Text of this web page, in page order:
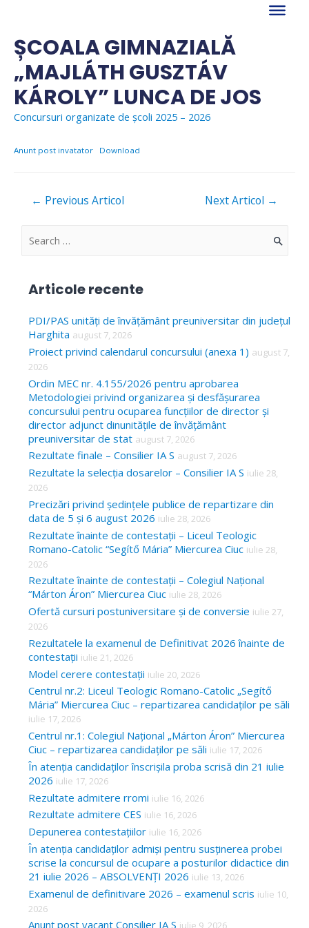
content
ȘCOALA GIMNAZIALĂ
„MAJLÁTH GUSZTÁV
KÁROLY” LUNCA DE JOS
Concursuri organizate de școli 2025 – 2026
Anunt post invatator Download
Navigare
← Previous Articol Next Articol →
S
c
h
f
o
r
Articole recente
PDI/PAS unități de învățământ preuniversitar din județul
Harghita august 7, 2026
Proiect privind calendarul concursului (anexa 1) august 7,
2026
Ordin MEC nr. 4.155/2026 pentru aprobarea
Metodologiei privind organizarea și desfășurarea
concursului pentru ocuparea funcțiilor de director și
director adjunct dinunitățile de învățământ
preuniversitar de stat august 7, 2026
Rezultate finale – Consilier IA S august 7, 2026
Rezultate la selecția dosarelor – Consilier IA S iulie 28,
2026
Precizări privind ședințele publice de repartizare din
data de 5 și 6 august 2026 iulie 28, 2026
Rezultate înainte de contestații – Liceul Teologic
Romano-Catolic “Segítő Mária” Miercurea Ciuc iulie 28,
2026
Rezultate înainte de contestații – Colegiul Național
“Márton Áron” Miercurea Ciuc iulie 28, 2026
Ofertă cursuri postuniversitare și de conversie iulie 27,
2026
Rezultatele la examenul de Definitivat 2026 înainte de
contestații iulie 21, 2026
Model cerere contestații iulie 20, 2026
Centrul nr.2: Liceul Teologic Romano-Catolic „Segítő
Mária” Miercurea Ciuc – repartizarea candidaților pe săli
iulie 17, 2026
Centrul nr.1: Colegiul Național „Márton Áron” Miercurea
Ciuc – repartizarea candidaților pe săli iulie 17, 2026
În atenția candidaților înscrișila proba scrisă din 21 iulie
2026 iulie 17, 2026
Rezultate admitere rromi iulie 16, 2026
Rezultate admitere CES iulie 16, 2026
Depunerea contestațiilor iulie 16, 2026
În atenția candidaților admiși pentru susținerea probei
scrise la concursul de ocupare a posturilor didactice din
21 iulie 2026 – ABSOLVENȚI 2026 iulie 13, 2026
Examenul de definitivare 2026 – examenul scris iulie 10,
2026
Anunț post vacant Consilier IA S iulie 9, 2026